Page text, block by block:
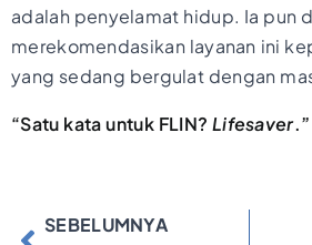
adalah penyelamat hidup. Ia pun
merekomendasikan layanan ini
yang sedang bergulat dengan
“Satu kata untuk FLIN? Lifesaver.”
SEBELUMNYA